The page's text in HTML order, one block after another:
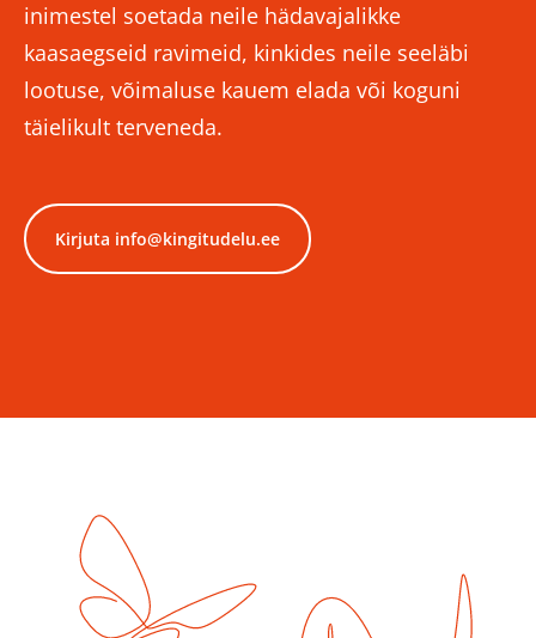
inimestel soetada neile hädavajalikke
kaasaegseid ravimeid, kinkides neile seeläbi
lootuse, võimaluse kauem elada või koguni
täielikult terveneda.
Kirjuta info@kingitudelu.ee